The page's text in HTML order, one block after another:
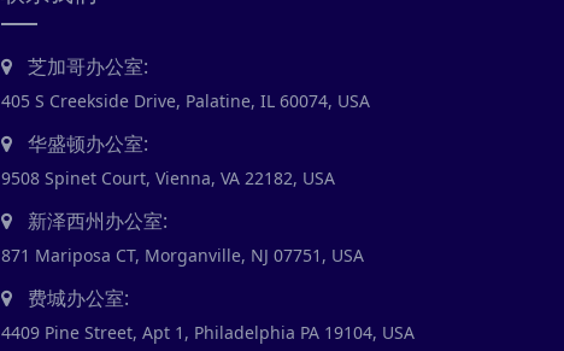
芝加哥办公室:
405 S Creekside Drive, Palatine, IL 60074, USA
华盛顿办公室:
9508 Spinet Court, Vienna, VA 22182, USA
新泽西州办公室:
871 Mariposa CT, Morganville, NJ 07751, USA
费城办公室:
4409 Pine Street, Apt 1, Philadelphia PA 19104, USA